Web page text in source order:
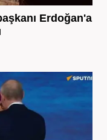
Erdoğan'a